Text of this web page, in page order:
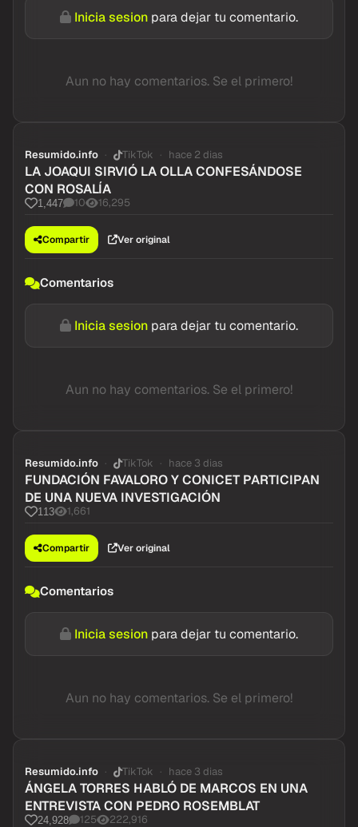
Inicia sesion para dejar tu comentario.
Aun no hay comentarios. Se el primero!
Resumido.info TikTok hace 2 dias
LA JOAQUI SIRVIÓ LA OLLA CONFESÁNDOSE
CON ROSALÍA
1,447 10 16,295
Compartir Ver original
Comentarios
Inicia sesion para dejar tu comentario.
Aun no hay comentarios. Se el primero!
Resumido.info TikTok hace 3 dias
FUNDACIÓN FAVALORO Y CONICET PARTICIPAN
DE UNA NUEVA INVESTIGACIÓN
113 1,661
Compartir Ver original
Comentarios
Inicia sesion para dejar tu comentario.
Aun no hay comentarios. Se el primero!
Resumido.info TikTok hace 3 dias
ÁNGELA TORRES HABLÓ DE MARCOS EN UNA
ENTREVISTA CON PEDRO ROSEMBLAT
24,928 125 222,916